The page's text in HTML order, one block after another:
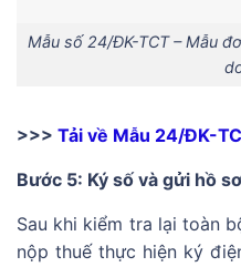
Mẫu số 24/ĐK-TCT – Mẫu
>>> Tải về Mẫu 24/ĐK-
Bước 5: Ký số và gửi hồ sơ
Sau khi kiểm tra lại toàn
nộp thuế thực hiện ký